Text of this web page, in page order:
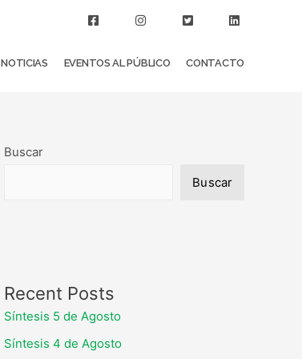
NOTICIAS EVENTOS AL PÚBLICO CONTACTO
Buscar
Buscar
Recent Posts
Síntesis 5 de Agosto
Síntesis 4 de Agosto